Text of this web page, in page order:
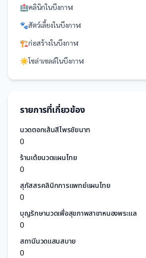
🏥คลินิกในบึงกาฬ
🐾สัตว์เลี้ยงในบึงกาฬ
🏗️ก่อสร้างในบึงกาฬ
☀️โซล่าเซลล์ในบึงกาฬ
รายการที่เกี่ยวข้อง
นวดตอกเส้นสีไพรชัยนาท
0
ร้านเต้ยนวดแผนไทย
0
สุภัสสรคลินิกการแพทย์แผนไทย
0
บุญรักษานวดเพื่อสุขภาพสาขาหนองพระแล
0
สถานีนวดแสนสบาย
0